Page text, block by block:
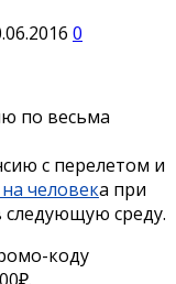
0
по весьма
с перелетом и
человека при
среду.
коду